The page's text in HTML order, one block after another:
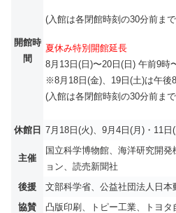
開館時
間
(入館は各閉館時刻の30分前ま
夏休み特別開館延長
8月13日(日)〜20日(日) 午前9時
※8月18日(金)、19日(土)は午後
(入館は各閉館時刻の30分前ま
休館日 7月18日(火)、9月4日(月)・11日
主催
国立科学博物館、海洋研究開
ョン、読売新聞社
後援
文部科学省、公益社団法人日本
協賛
凸版印刷、トピー工業、トヨタ